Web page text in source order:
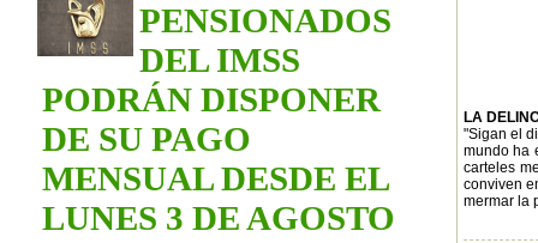
PENSIONADOS
DEL IMSS
PODRÁN DISPONER
DE SU PAGO
MENSUAL DESDE EL
LUNES 3 DE AGOSTO
LA
"Sigan el
mundo ha
carteles
conviven
mermar la